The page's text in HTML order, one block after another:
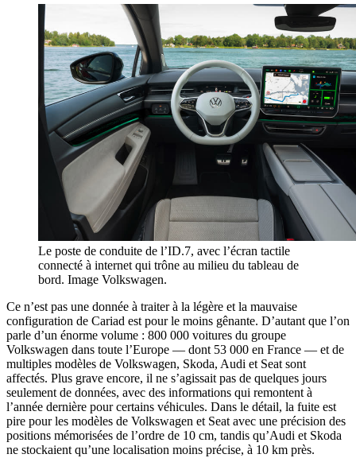
Le poste de conduite de l’ID.7, avec l’écran tactile
connecté à internet qui trône au milieu du tableau de
bord. Image Volkswagen.
Ce n’est pas une donnée à traiter à la légère et la mauvaise
configuration de Cariad est pour le moins gênante. D’autant que l’on
parle d’un énorme volume : 800 000 voitures du groupe
Volkswagen dans toute l’Europe — dont 53 000 en France — et de
multiples modèles de Volkswagen, Skoda, Audi et Seat sont
affectés. Plus grave encore, il ne s’agissait pas de quelques jours
seulement de données, avec des informations qui remontent à
l’année dernière pour certains véhicules. Dans le détail, la fuite est
pire pour les modèles de Volkswagen et Seat avec une précision des
positions mémorisées de l’ordre de 10 cm, tandis qu’Audi et Skoda
ne stockaient qu’une localisation moins précise, à 10 km près.